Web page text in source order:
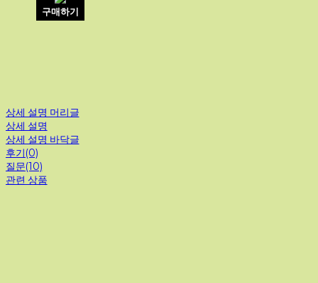
구매하기
상세 설명 머리글
상세 설명
상세 설명 바닥글
후기(0)
질문(10)
관련 상품